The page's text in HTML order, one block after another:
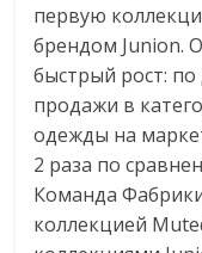
первую
брендом Junion.
быстрый рост:
продажи в
одежды на
2 раза по
Команда
коллекцией